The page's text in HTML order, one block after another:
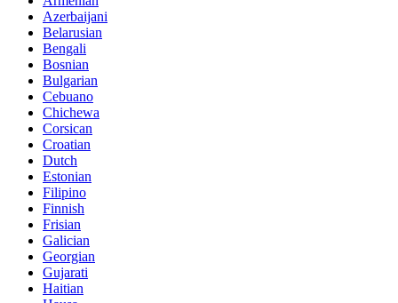
Azerbaijani
Belarusian
Bengali
Bosnian
Bulgarian
Cebuano
Chichewa
Corsican
Croatian
Dutch
Estonian
Filipino
Finnish
Frisian
Galician
Georgian
Gujarati
Haitian